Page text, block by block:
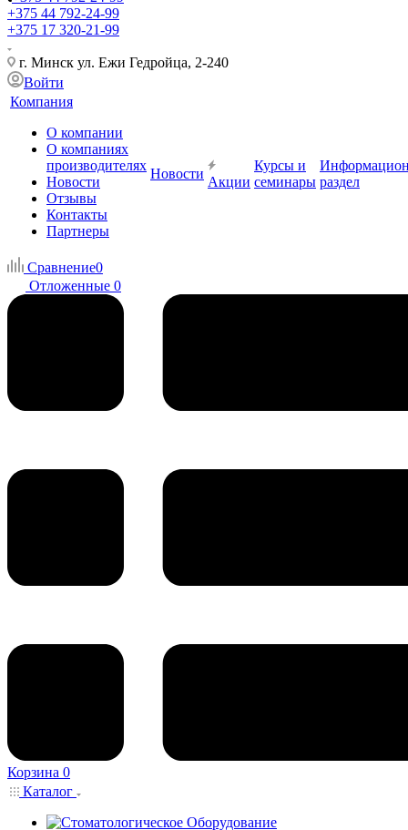
+375 44 792-24-99
+375 17 320-21-99
г. Минск ул. Ежи Гедройца, 2-240
Войти
Компания
О компании
О компаниях
производителях
Новости
Отзывы
Контакты
Партнеры
Новости
Акции
Курсы и
семинары раздел
Сравнение0
Отложенные 0
Корзина 0
Каталог